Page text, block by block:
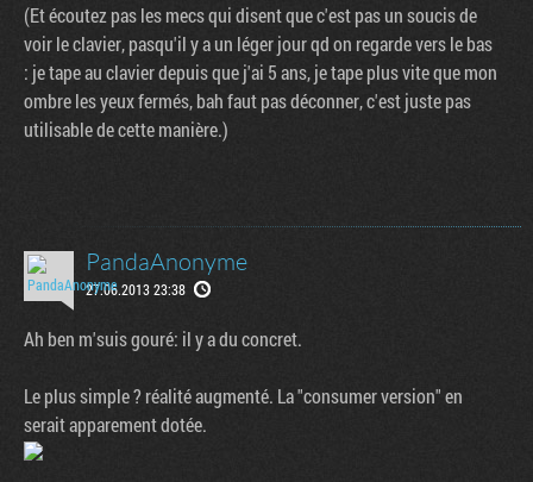
(Et écoutez pas les mecs qui disent que c'est pas un soucis de
voir le clavier, pasqu'il y a un léger jour qd on regarde vers le bas
: je tape au clavier depuis que j'ai 5 ans, je tape plus vite que mon
ombre les yeux fermés, bah faut pas déconner, c'est juste pas
utilisable de cette manière.)
PandaAnonyme
27.06.2013 23:38
Ah ben m'suis gouré: il y a du concret.
Le plus simple ? réalité augmenté. La "consumer version" en
serait apparement dotée.